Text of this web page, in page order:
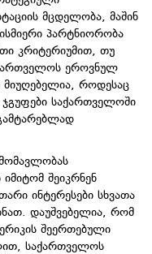
მცდელობა, მაშინ
პარტნიორობა
კრიტერიუმით, თუ
ეროვნულ
როდესაც
საქართველოში
იმიტომ შეიკრნენ
ინტერესები სხვათა
. დაუშვებელია, რომ
შეერთებული
საქართველოს